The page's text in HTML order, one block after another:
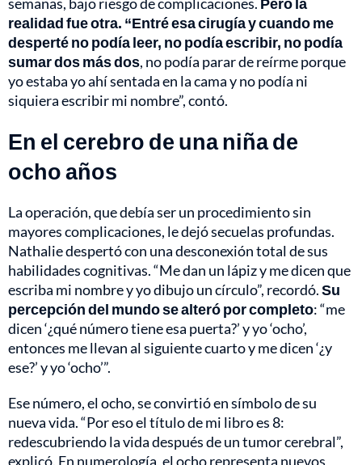
realidad fue otra. “Entré esa cirugía y cuando me
desperté no podía leer, no podía escribir, no podía
sumar dos más dos, no podía parar de reírme porque
yo estaba yo ahí sentada en la cama y no podía ni
siquiera escribir mi nombre”, contó.
En el cerebro de una niña de
ocho años
La operación, que debía ser un procedimiento sin
mayores complicaciones, le dejó secuelas profundas.
Nathalie despertó con una desconexión total de sus
habilidades cognitivas. “Me dan un lápiz y me dicen que
escriba mi nombre y yo dibujo un círculo”, recordó.Su
percepción del mundo se alteró por completo: “me
dicen ‘¿qué número tiene esa puerta?’ y yo ‘ocho’,
entonces me llevan al siguiente cuarto y me dicen ‘¿y
ese?’ y yo ‘ocho’”.
Ese número, el ocho, se convirtió en símbolo de su
nueva vida. “Por eso el título de mi libro es 8:
redescubriendo la vida después de un tumor cerebral”,
explicó. En numerología, el ocho representa nuevos